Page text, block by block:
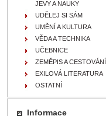
JEVY A NAUKY
UDĚLEJ SI SÁM
UMĚNÍ A KULTURA
VĚDA A TECHNIKA
UČEBNICE
ZEMĚPIS A CESTOVÁNÍ
EXILOVÁ LITERATURA
OSTATNÍ
Informace